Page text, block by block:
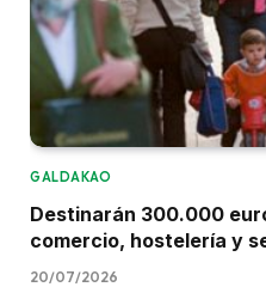
GALDAKAO
Destinarán 300.000
comercio, hostelería y
20/07/2026